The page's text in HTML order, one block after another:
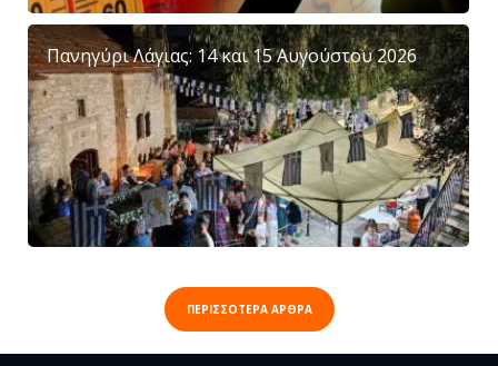
Πανηγύρι Λάγιας: 14 και 15 Αυγούστου 2026
ΠΕΡΙΣΣΟΤΕΡΑ ΑΡΘΡΑ